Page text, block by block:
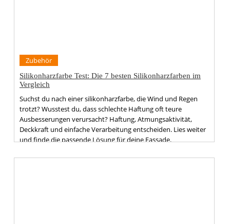
Zubehör
Silikonharzfarbe Test: Die 7 besten Silikonharzfarben im
Vergleich
Suchst du nach einer silikonharzfarbe, die Wind und Regen
trotzt? Wusstest du, dass schlechte Haftung oft teure
Ausbesserungen verursacht? Haftung, Atmungsaktivität,
Deckkraft und einfache Verarbeitung entscheiden. Lies weiter
und finde die passende Lösung für deine Fassade.